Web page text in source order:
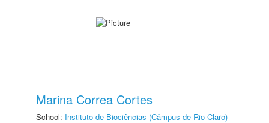
Marina Correa Cortes
School: Instituto de Biociências (Câmpus de Rio Claro)